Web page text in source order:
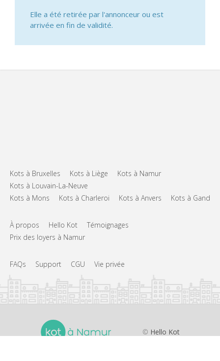
Elle a été retirée par l'annonceur ou est
arrivée en fin de validité.
Kots à Bruxelles Kots à Liège
Kots à Namur
Kots à Louvain-La-Neuve
Kots à Mons
Kots à Charleroi Kots à Anvers Kots à Gand
À propos Hello Kot
Témoignages
Prix des loyers à Namur
FAQs Support CGU Vie privée
© Hello Kot